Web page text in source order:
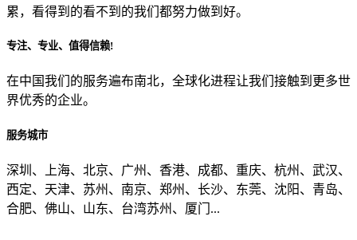
目前主要的营销渠道是？
累，看得到的看不到的我们都努力做到好。
专注、专业、值得信赖!
在中国我们的服务遍布南北，全球化进程让我们接触到更多世
界优秀的企业。
服务城市
深圳、上海、北京、广州、香港、成都、重庆、杭州、武汉、
西定、天津、苏州、南京、郑州、长沙、东莞、沈阳、青岛、
合肥、佛山、山东、台湾苏州、厦门...